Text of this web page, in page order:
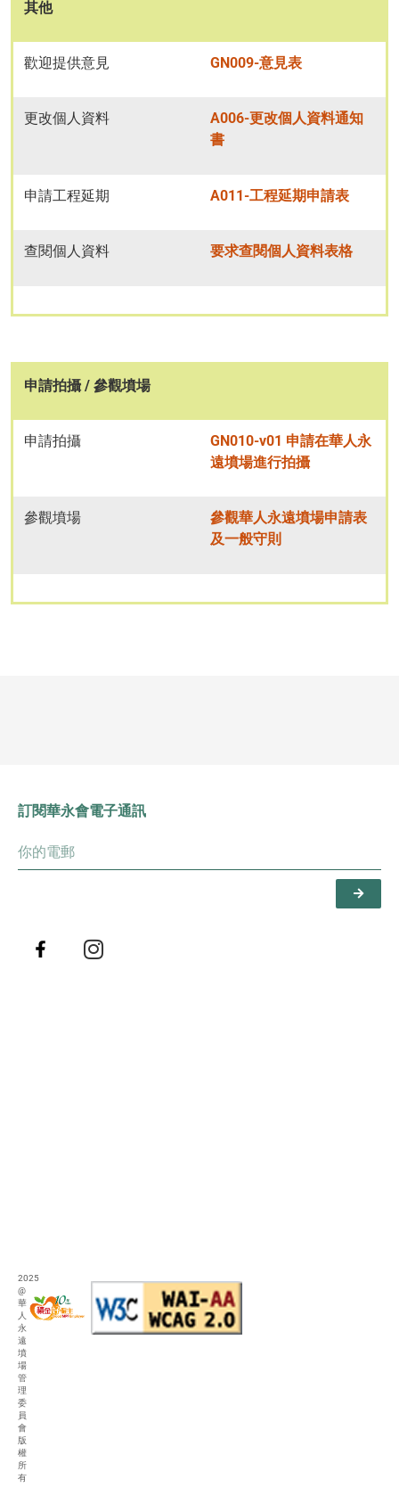
其他
歡迎提供意見 GN009-意見表
更改個人資料
A006-更改個人資料通知
書
申請工程延期 A011-工程延期申請表
查閱個人資料 要求查閱個人資料表格
申請拍攝 / 參觀墳場
申請拍攝
GN010-v01 申請在華人永
遠墳場進行拍攝
參觀墳場
參觀華人永遠墳場申請表
及一般守則
訂閱華永會電子通訊
2025
@
華
人
永
遠
墳
場
管
理
委
員
會
版
權
所
有